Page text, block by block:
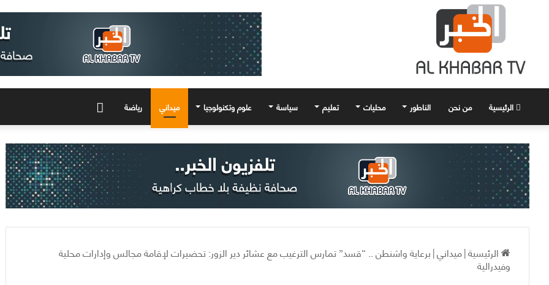
الرئيسية من نحن الناطور محليات تعليم سياسة علوم وتكنولوجيا ميداني رياضة
الرئيسية|ميداني|برعاية واشنطن .. “قسد” تمارس الترغيب مع عشائر دير الزور: تحضيرات لإقامة مجالس وإدارات محلية
وفيدرالية